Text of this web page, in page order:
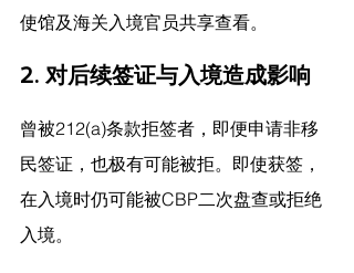
使馆及海关入境官员共享查看。
2. 对后续签证与入境造成影响
曾被212(a)条款拒签者，即便申请非移
民签证，也极有可能被拒。即使获签，
在入境时仍可能被CBP二次盘查或拒绝
入境。